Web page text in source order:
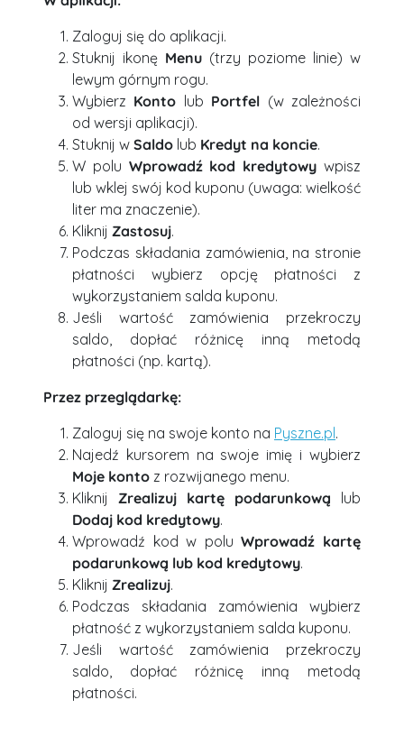
Zaloguj się do aplikacji.
Stuknij ikonę Menu (trzy poziome linie) w
lewym górnym rogu.
Wybierz Konto lub Portfel (w zależności
od wersji aplikacji).
Stuknij w Saldo lub Kredyt na koncie.
W polu Wprowadź kod kredytowy wpisz
lub wklej swój kod kuponu (uwaga: wielkość
liter ma znaczenie).
Kliknij Zastosuj.
Podczas składania zamówienia, na stronie
płatności wybierz opcję płatności z
wykorzystaniem salda kuponu.
Jeśli wartość zamówienia przekroczy
saldo, dopłać różnicę inną metodą
płatności (np. kartą).
Przez przeglądarkę:
Zaloguj się na swoje konto na Pyszne.pl.
Najedź kursorem na swoje imię i wybierz
Moje konto z rozwijanego menu.
Kliknij Zrealizuj kartę podarunkową lub
Dodaj kod kredytowy.
Wprowadź kod w poluWprowadź kartę
podarunkową lub kod kredytowy.
Kliknij Zrealizuj.
Podczas składania zamówienia wybierz
płatność z wykorzystaniem salda kuponu.
Jeśli wartość zamówienia przekroczy
saldo, dopłać różnicę inną metodą
płatności.